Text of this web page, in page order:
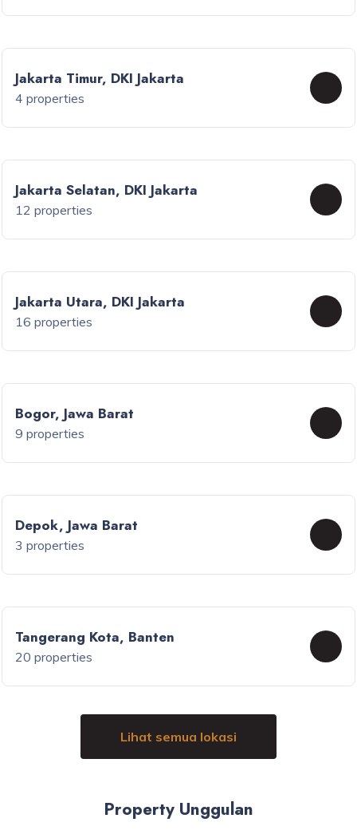
Jakarta Timur, DKI Jakarta
4 properties
Jakarta Selatan, DKI Jakarta
12 properties
Jakarta Utara, DKI Jakarta
16 properties
Bogor, Jawa Barat
9 properties
Depok, Jawa Barat
3 properties
Tangerang Kota, Banten
20 properties
Lihat semua lokasi
Property Unggulan